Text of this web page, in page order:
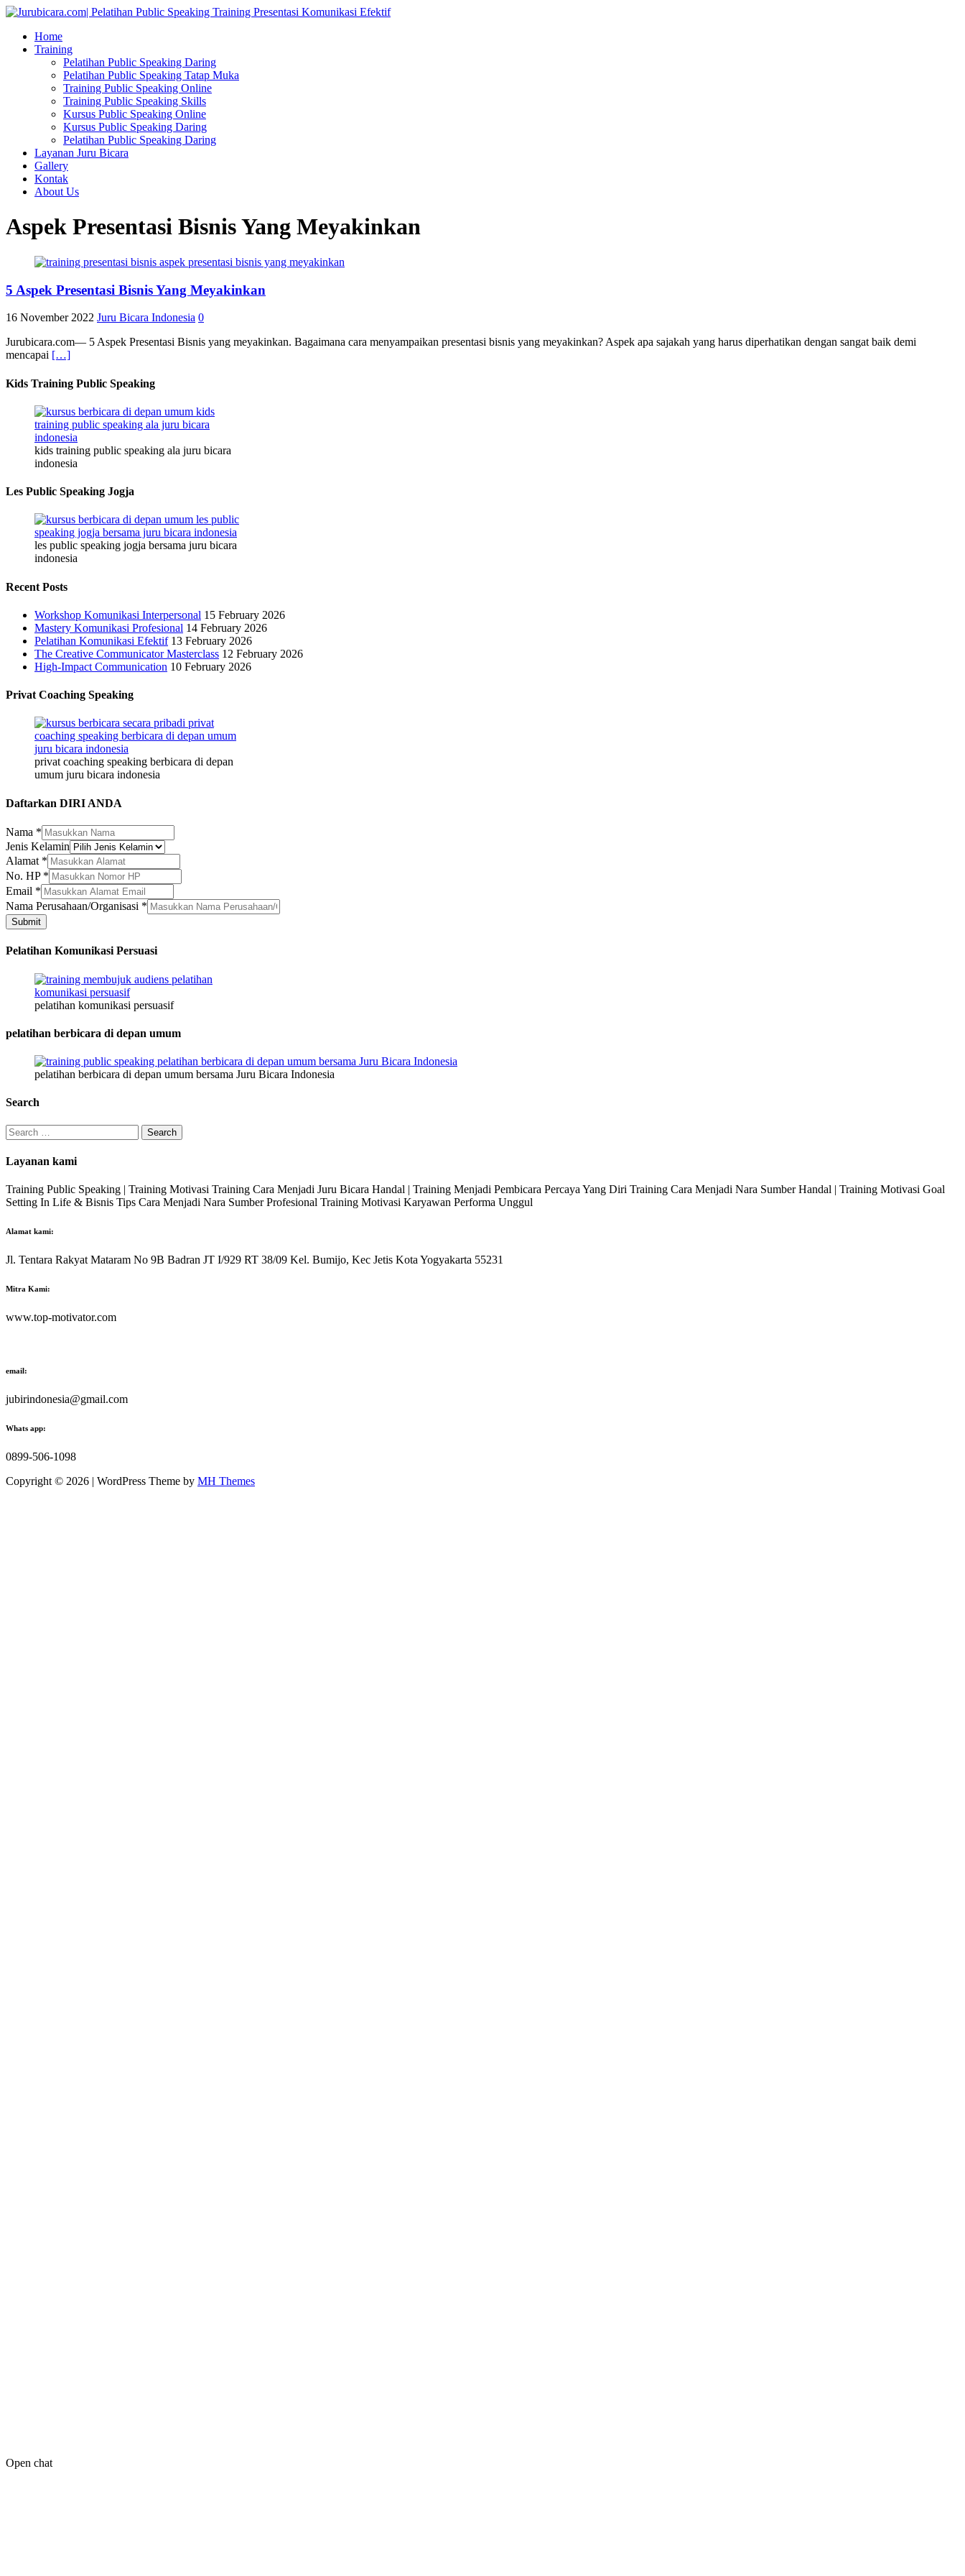
Home
Training
Pelatihan Public Speaking Daring
Pelatihan Public Speaking Tatap Muka
Training Public Speaking Online
Training Public Speaking Skills
Kursus Public Speaking Online
Kursus Public Speaking Daring
Pelatihan Public Speaking Daring
Layanan Juru Bicara
Gallery
Kontak
About Us
Aspek Presentasi Bisnis Yang Meyakinkan
5 Aspek Presentasi Bisnis Yang Meyakinkan
16 November 2022 Juru Bicara Indonesia 0
Jurubicara.com— 5 Aspek Presentasi Bisnis yang meyakinkan. Bagaimana cara menyampaikan presentasi bisnis yang meyakinkan? Aspek apa sajakah yang harus diperhatikan dengan sangat baik demi
mencapai […]
Kids Training Public Speaking
kids training public speaking ala juru bicara
indonesia
Les Public Speaking Jogja
les public speaking jogja bersama juru bicara
indonesia
Recent Posts
Workshop Komunikasi Interpersonal 15 February 2026
Mastery Komunikasi Profesional 14 February 2026
Pelatihan Komunikasi Efektif 13 February 2026
The Creative Communicator Masterclass 12 February 2026
High-Impact Communication 10 February 2026
Privat Coaching Speaking
privat coaching speaking berbicara di depan
umum juru bicara indonesia
Daftarkan DIRI ANDA
Nama *
Jenis Kelamin
Alamat *
No. HP *
Email *
No.
Email
HP
Nama Perusahaan/Organisasi *
Submit
Pelatihan Komunikasi Persuasi
pelatihan komunikasi persuasif
pelatihan berbicara di depan umum
pelatihan berbicara di depan umum bersama Juru Bicara Indonesia
Search
Search
for:
Layanan kami
Training Public Speaking | Training Motivasi Training Cara Menjadi Juru Bicara Handal | Training Menjadi Pembicara Percaya Yang Diri Training Cara Menjadi Nara Sumber Handal | Training Motivasi Goal
Setting In Life & Bisnis Tips Cara Menjadi Nara Sumber Profesional Training Motivasi Karyawan Performa Unggul
Alamat kami:
Jl. Tentara Rakyat Mataram No 9B Badran JT I/929 RT 38/09 Kel. Bumijo, Kec Jetis Kota Yogyakarta 55231
Mitra Kami:
www.top-motivator.com
email:
jubirindonesia@gmail.com
Whats app:
0899-506-1098
Copyright © 2026 | WordPress Theme by MH Themes
Open chat